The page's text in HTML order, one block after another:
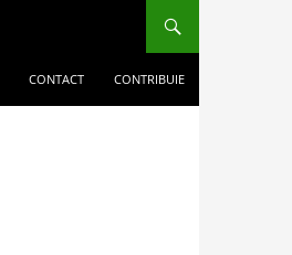
CONTACT CONTRIBUIE